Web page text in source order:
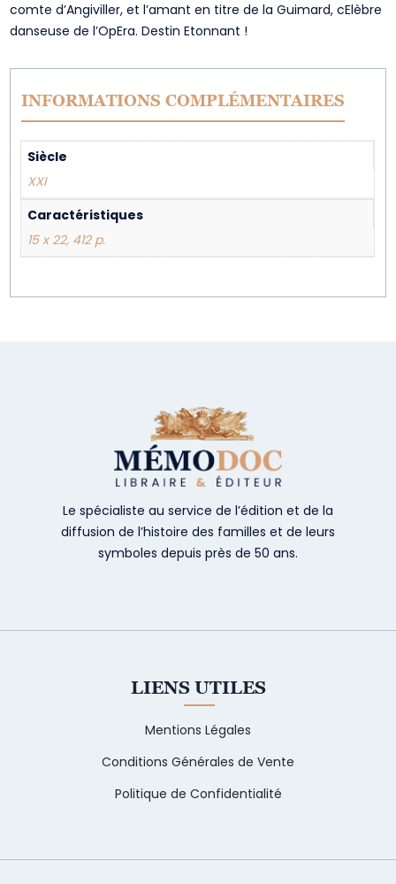
comte d’Angiviller, et l’amant en titre de la Guimard, cElèbre
danseuse de l’OpEra. Destin Etonnant !
INFORMATIONS COMPLÉMENTAIRES
Siècle
XXI
Caractéristiques
15 x 22, 412 p.
Le spécialiste au service de l’édition et de la
diffusion de l’histoire des familles et de leurs
symboles depuis près de 50 ans.
LIENS UTILES
Mentions Légales
Conditions Générales de Vente
Politique de Confidentialité